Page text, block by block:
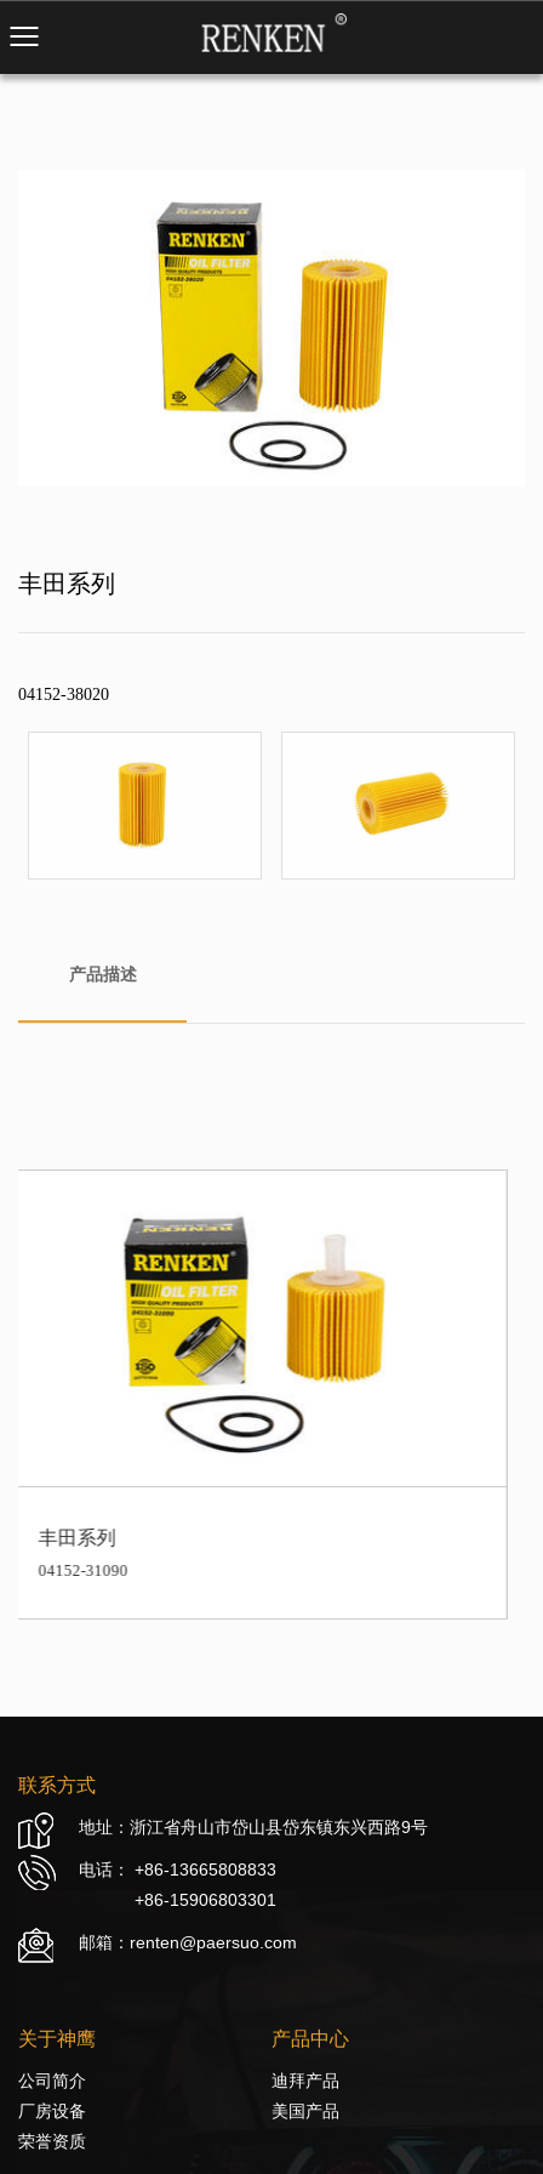
丰田系列
04152-38020
产品描述
联系方式
地址：浙江省舟山市岱山县岱东镇东兴西路9号
电话：
+86-13665808833
+86-15906803301
邮箱：renten@paersuo.com
关于神鹰
公司简介
厂房设备
荣誉资质
产品中心
迪拜产品
美国产品